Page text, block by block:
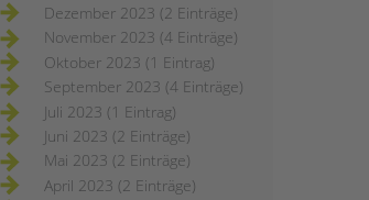
Dezember 2023 (2 Einträge)
November 2023 (4 Einträge)
Oktober 2023 (1 Eintrag)
September 2023 (4 Einträge)
Juli 2023 (1 Eintrag)
Juni 2023 (2 Einträge)
Mai 2023 (2 Einträge)
April 2023 (2 Einträge)